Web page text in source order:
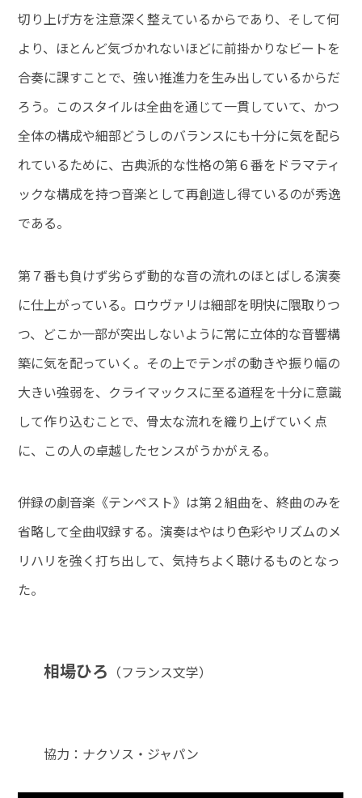
切り上げ方を注意深く整えているからであり、そして何
より、ほとんど気づかれないほどに前掛かりなビートを
合奏に課すことで、強い推進力を生み出しているからだ
ろう。このスタイルは全曲を通じて一貫していて、かつ
全体の構成や細部どうしのバランスにも十分に気を配ら
れているために、古典派的な性格の第６番をドラマティ
ックな構成を持つ音楽として再創造し得ているのが秀逸
である。
第７番も負けず劣らず動的な音の流れのほとばしる演奏
に仕上がっている。ロウヴァリは細部を明快に隈取りつ
つ、どこか一部が突出しないように常に立体的な音響構
築に気を配っていく。その上でテンポの動きや振り幅の
大きい強弱を、クライマックスに至る道程を十分に意識
して作り込むことで、骨太な流れを織り上げていく点
に、この人の卓越したセンスがうかがえる。
併録の劇音楽《テンペスト》は第２組曲を、終曲のみを
省略して全曲収録する。演奏はやはり色彩やリズムのメ
リハリを強く打ち出して、気持ちよく聴けるものとなっ
た。
相場ひろ （フランス文学）
協力： ナクソス・ジャパン